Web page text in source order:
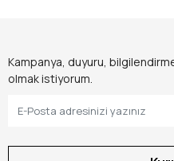
Kampanya, duyuru,
olmak istiyorum.